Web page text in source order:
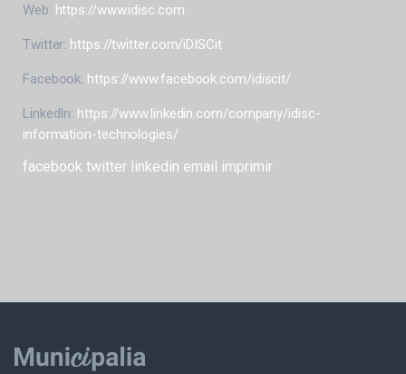
Web: https://www.idisc.com
Twitter: https://twitter.com/iDISCit
Facebook: https://www.facebook.com/idiscit/
LinkedIn: https://www.linkedin.com/company/idisc-
information-technologies/
facebook twitter linkedin email imprimir